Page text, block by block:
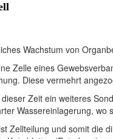
Wachstum von
Zelle eines
Diese vermehrt
Zeit ein weiteres
Wassereinlagerung, wo
Zellteilung und somit die